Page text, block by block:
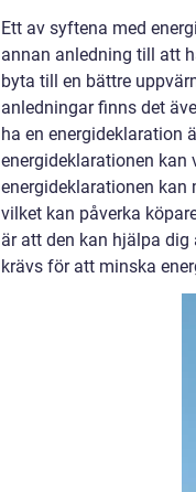
Ett av syftena med
annan anledning till att
byta till en bättre
anledningar finns det
ha en energideklaration
energideklarationen kan
energideklarationen
vilket kan påverka
är att den kan hjälpa
krävs för att minska